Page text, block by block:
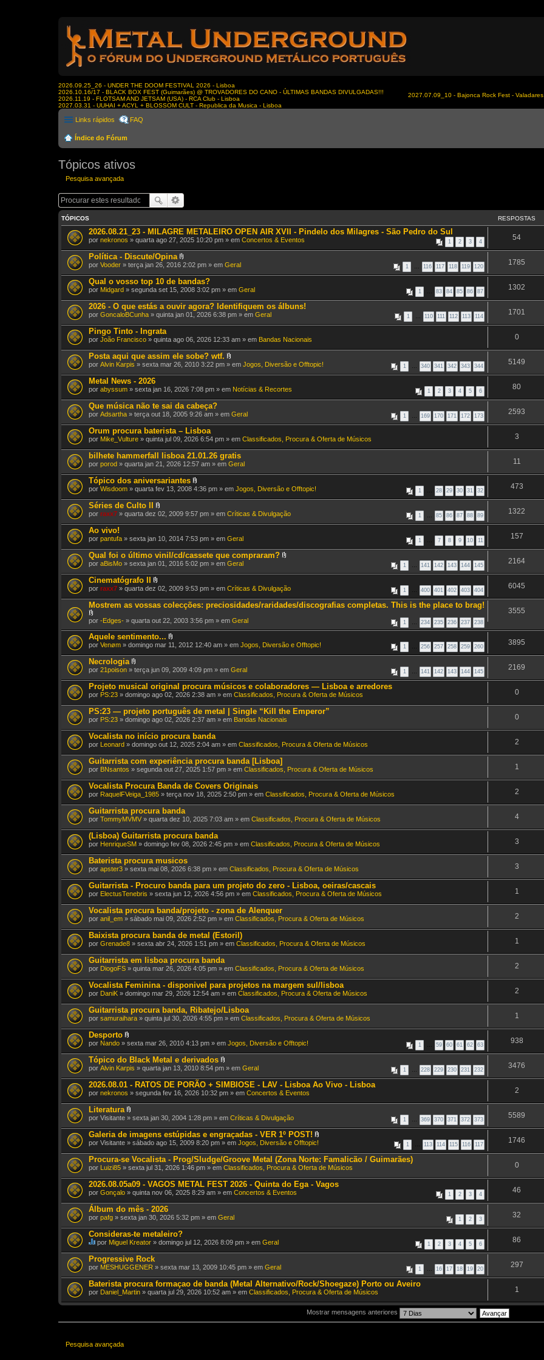
2026.09.25_26 - UNDER THE DOOM FESTIVAL 2026 - Lisboa
2026.10.16/17 - BLACK BOX FEST (Guimarães) @ TROVADORES DO CANO - ÚLTIMAS BANDAS DIVULGADAS!!!
2026.11.19 - FLOTSAM AND JETSAM (USA) - RCA Club - Lisboa
2027.03.31 - UUHAI + ACYL + BLOSSOM CULT - Republica da Musica - Lisboa
2027.07.09_10 - Bajonca Rock Fest -
Links rápidos FAQ
Índice do Fórum
Tópicos ativos
Pesquisa avançada
TÓPICOS RESPOSTAS
2026.08.21_23 - MILAGRE METALEIRO OPEN AIR XVII - Pindelo dos Milagres - São Pedro do Sul
1 2 3 4
por nekronos » quarta ago 27, 2025 10:20 pm » em Concertos & Eventos 54
Política - Discute/Opina
A
e
x
o
(
s
)
1 116 117 118 119 120
por Vooder » terça jan 26, 2016 2:02 pm » em Geral 1785
Qual o vosso top 10 de bandas?
1 83 84 85 86 87
por Midgard » segunda set 15, 2008 3:02 pm » em Geral 1302
2026 - O que estás a ouvir agora? Identifiquem os álbuns!
1 110 111 112 113 114
por GoncaloBCunha » quinta jan 01, 2026 6:38 pm » em Geral 1701
Pingo Tinto - Ingrata
por João Francisco » quinta ago 06, 2026 12:33 am » em Bandas Nacionais 0
Posta aqui que assim ele sobe? wtf.
A
e
o
(
)
1 340 341 342 343 344
por Alvin Karpis » sexta mar 26, 2010 3:22 pm » em Jogos, Diversão e Offtopic! 5149
Metal News - 2026
1 2 3 4 5 6
por abyssum » sexta jan 16, 2026 7:08 pm » em Notícias & Recortes 80
Que música não te sai da cabeça?
1 169 170 171 172 173
por Adsartha » terça out 18, 2005 9:26 am » em Geral 2593
Orum procura baterista – Lisboa
por Mike_Vulture » quinta jul 09, 2026 6:54 pm » em Classificados, Procura & Oferta de Músicos 3
bilhete hammerfall lisboa 21.01.26 gratis
por porod » quarta jan 21, 2026 12:57 am » em Geral 11
Tópico dos aniversariantes
A
e
o
(
)
1 28 29 30 31 32
por Wisdoom » quarta fev 13, 2008 4:36 pm » em Jogos, Diversão e Offtopic! 473
Séries de Culto II
A
e
o
(
s
)
1 85 86 87 88 89
por raxx7 » quarta dez 02, 2009 9:57 pm » em Críticas & Divulgação 1322
Ao vivo!
1 7 8 9 10 11
por pantufa » sexta jan 10, 2014 7:53 pm » em Geral 157
Qual foi o último vinil/cd/cassete que compraram?
e
o
(
s
1 141 142 143 144 145
por aBisMo » sexta jan 01, 2016 5:02 pm » em Geral 2164
Cinematógrafo II
A
e
x
(
s
)
1 400 401 402 403 404
por raxx7 » quarta dez 02, 2009 9:53 pm » em Críticas & Divulgação 6045
Mostrem as vossas colecções: preciosidades/raridades/discografias completas. This is the place to brag!
A
e
x
o
(
s
)
1 234 235 236 237 238
por -Edges- » quarta out 22, 2003 3:56 pm » em Geral
3555
Aquele sentimento...
A
n
e
o
(
s
1 256 257 258 259 260
por Venøm » domingo mar 11, 2012 12:40 am » em Jogos, Diversão e Offtopic! 3895
Necrologia
A
e
x
o
(
s
)
1 141 142 143 144 145
por 21poison » terça jun 09, 2009 4:09 pm » em Geral 2169
Projeto musical original procura músicos e colaboradores — Lisboa e arredores
por PS:23 » domingo ago 02, 2026 2:38 am » em Classificados, Procura & Oferta de Músicos 0
PS:23 — projeto português de metal | Single “Kill the Emperor”
por PS:23 » domingo ago 02, 2026 2:37 am » em Bandas Nacionais 0
Vocalista no início procura banda
por Leonard » domingo out 12, 2025 2:04 am » em Classificados, Procura & Oferta de Músicos 2
Guitarrista com experiência procura banda [Lisboa]
por BNsantos » segunda out 27, 2025 1:57 pm » em Classificados, Procura & Oferta de Músicos 1
Vocalista Procura Banda de Covers Originais
por RaquelFVeiga_1985 » terça nov 18, 2025 2:50 pm » em Classificados, Procura & Oferta de Músicos 2
Guitarrista procura banda
por TommyMVMV » quarta dez 10, 2025 7:03 am » em Classificados, Procura & Oferta de Músicos 4
(Lisboa) Guitarrista procura banda
por HenriqueSM » domingo fev 08, 2026 2:45 pm » em Classificados, Procura & Oferta de Músicos 3
Baterista procura musicos
por apster3 » sexta mai 08, 2026 6:38 pm » em Classificados, Procura & Oferta de Músicos 3
Guitarrista - Procuro banda para um projeto do zero - Lisboa, oeiras/cascais
por ElectusTenebris » sexta jun 12, 2026 4:56 pm » em Classificados, Procura & Oferta de Músicos 1
Vocalista procura banda/projeto - zona de Alenquer
por anil_em » sábado mai 09, 2026 2:52 pm » em Classificados, Procura & Oferta de Músicos 2
Baixista procura banda de metal (Estoril)
por Grenade8 » sexta abr 24, 2026 1:51 pm » em Classificados, Procura & Oferta de Músicos 1
Guitarrista em lisboa procura banda
por DiogoFS » quinta mar 26, 2026 4:05 pm » em Classificados, Procura & Oferta de Músicos 2
Vocalista Feminina - disponivel para projetos na margem sul/lisboa
por DaniK » domingo mar 29, 2026 12:54 am » em Classificados, Procura & Oferta de Músicos 2
Guitarrista procura banda, Ribatejo/Lisboa
por samuraihara » quinta jul 30, 2026 4:55 pm » em Classificados, Procura & Oferta de Músicos 1
Desporto
A
e
x
o
(
s
)
1 59 60 61 62 63
por Nando » sexta mar 26, 2010 4:13 pm » em Jogos, Diversão e Offtopic! 938
Tópico do Black Metal e derivados
A
e
x
o
(
)
1 228 229 230 231 232
por Alvin Karpis » quarta jan 13, 2010 8:54 pm » em Geral 3476
2026.08.01 - RATOS DE PORÃO + SIMBIOSE - LAV - Lisboa Ao Vivo - Lisboa
por nekronos » segunda fev 16, 2026 10:32 pm » em Concertos & Eventos 2
Literatura
A
e
x
o
(
s
)
1 369 370 371 372 373
por Visitante » sexta jan 30, 2004 1:28 pm » em Críticas & Divulgação 5589
Galeria de imagens estúpidas e engraçadas - VER 1º POST!
e
x
o
(
s
1 113 114 115 116 117
por Visitante » sábado ago 15, 2009 8:20 pm » em Jogos, Diversão e Offtopic! 1746
Procura-se Vocalista - Prog/Sludge/Groove Metal (Zona Norte: Famalicão / Guimarães)
por Luizi85 » sexta jul 31, 2026 1:46 pm » em Classificados, Procura & Oferta de Músicos 0
2026.08.05a09 - VAGOS METAL FEST 2026 - Quinta do Ega - Vagos
1 2 3 4
por Gonçalo » quinta nov 06, 2025 8:29 am » em Concertos & Eventos 46
Álbum do mês - 2026
1 2 3
por pafg » sexta jan 30, 2026 5:32 pm » em Geral 32
Consideras-te metaleiro?
1 2 3 4 5 6
E
s
t
e
T
ó
p
c
t
u
por Miguel Kreator » domingo jul 12, 2026 8:09 pm » em Geral 86
Progressive Rock
1 16 17 18 19 20
por MESHUGGENER » sexta mar 13, 2009 10:45 pm » em Geral 297
Baterista procura formaçao de banda (Metal Alternativo/Rock/Shoegaze) Porto ou Aveiro
por Daniel_Martin » quarta jul 29, 2026 10:52 am » em Classificados, Procura & Oferta de Músicos 1
Mostrar mensagens anteriores
Pesquisa avançada